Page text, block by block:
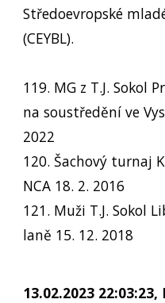
Středoevropské
(CEYBL).
119. MG z T.J. Sokol
na soustředění ve
2022
120. Šachový turnaj
NCA 18. 2. 2016
121. Muži T.J. Sokol
laně 15. 12. 2018
13.02.2023